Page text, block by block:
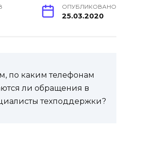
ОПУБЛИКОВАНО
25.03.2020
по каким телефонам
ли обращения в
техподдержки?